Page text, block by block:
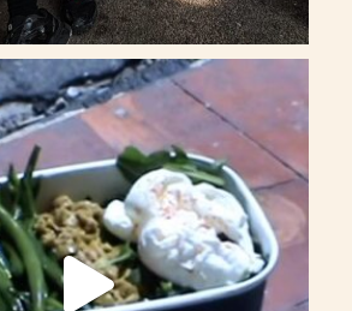
de l’été a enfin trouvé son nom.
34 1